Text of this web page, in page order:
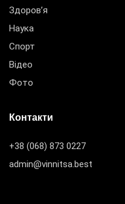
Здоров’я
Наука
Спорт
Відео
Фото
Контакти
+38 (068) 873 0227
admin@vinnitsa.best